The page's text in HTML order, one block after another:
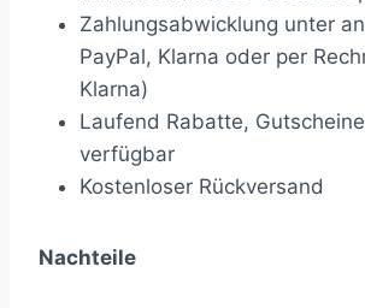
Zahlungsabwicklung unter
PayPal, Klarna oder per
Klarna)
Laufend Rabatte,
verfügbar
Kostenloser Rückversand
Nachteile